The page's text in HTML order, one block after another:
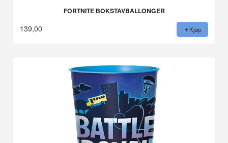
FORTNITE BOKSTAVBALLONGER
139,00 Kjøp